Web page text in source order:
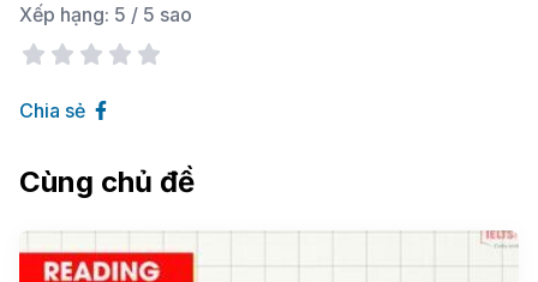
Xếp hạng: 5 / 5 sao
Chia sẻ
Cùng chủ đề